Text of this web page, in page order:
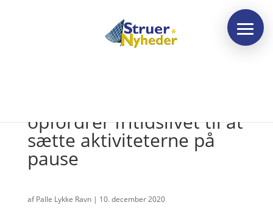
opfordrer fritidslivet til at
sætte aktiviteterne på
pause
afPalle Lykke Ravn| 10. december 2020